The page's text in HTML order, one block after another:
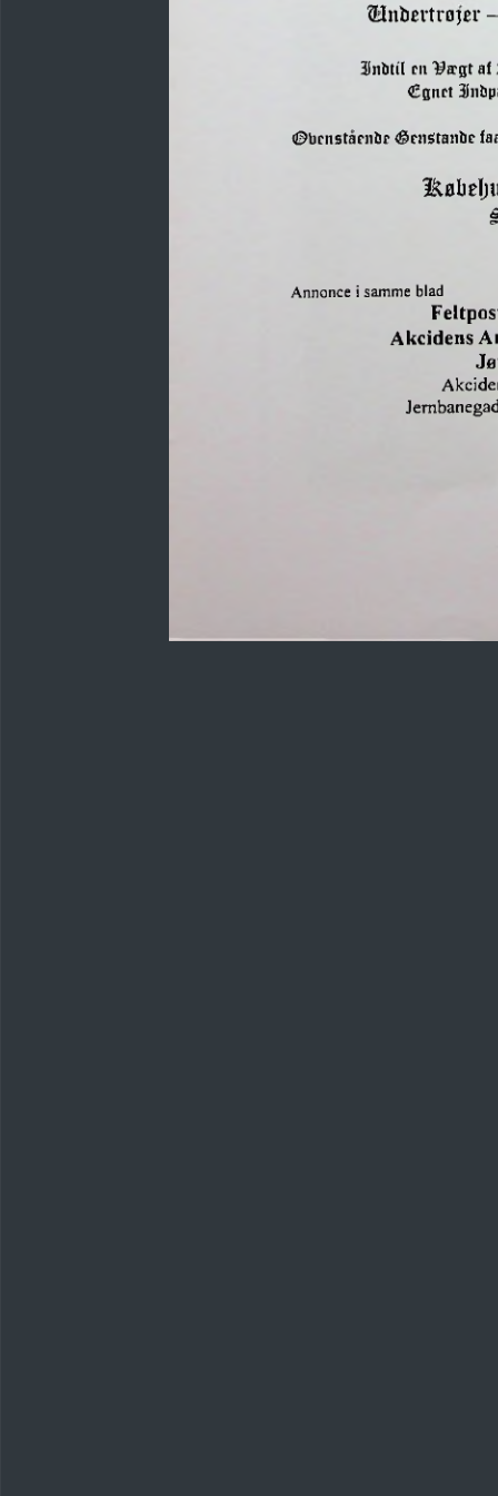
©nbertrojer -
llnbtil en l^ægt af
Cgnet
Annonce i samme blad
Akcidens
(Øbcnståcnbe ^cnstanbc